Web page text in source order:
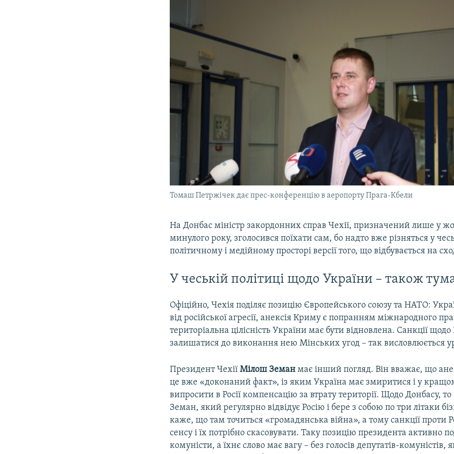
Томаш Петржічек дає прес-конференцію в аеропорту Прага-Кбели
На Донбас міністр закордонних справ Чехії, призначений лише у
минулого року, зголосився поїхати сам, бо надто вже різняться у
політичному і медійному просторі версії того, що відбувається на
У чеській політиці щодо України – також
Офіційно, Чехія поділяє позицію Європейського союзу та НАТО:
від російської агресії, анексія Криму є попранням міжнародного
територіальна цілісність України має бути відновлена. Санкції щодо
залишатися до виконання нею Мінських угод – так висловлюється
Президент ЧехіїМілош Земан має інший погляд. Він вважає, що
це вже «доконаний факт», із яким Україна має змиритися і у
випросити в Росії компенсацію за втрату території. Щодо Донбасу,
Земан, який регулярно відвідує Росію і бере з собою по три літаки
каже, що там точиться «громадянська війна», а тому санкції проти
сенсу і їх потрібно скасовувати. Таку позицію президента активно
комуністи, а їхнє слово має вагу – без голосів депутатів-комуністів,